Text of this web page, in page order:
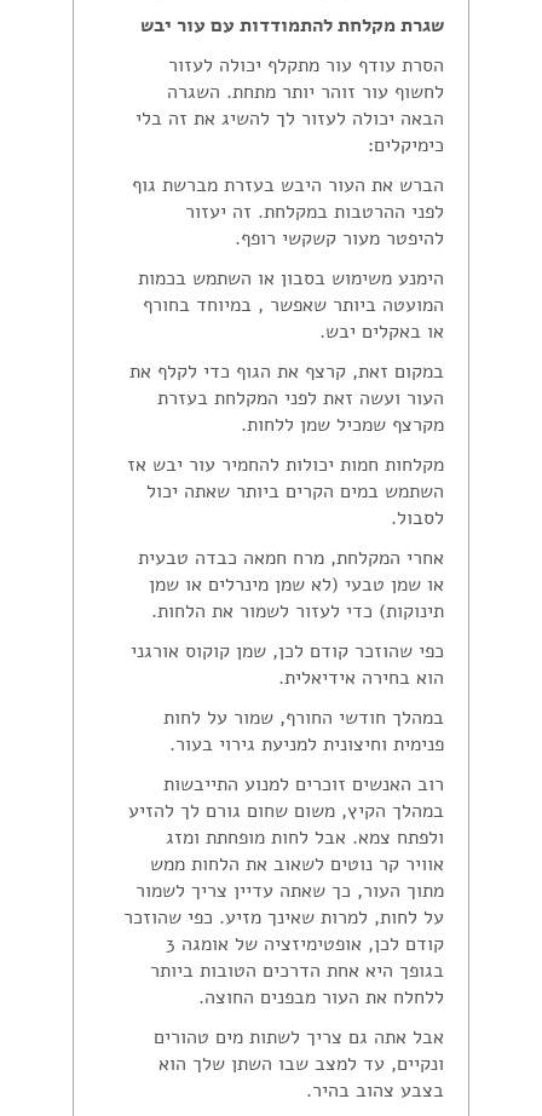
שגרת מקלחת להתמודדות עם עור יבש
הסרת עודף עור מתקלף יכולה לעזור
לחשוף עור זוהר יותר מתחת. השגרה
הבאה יכולה לעזור לך להשיג את זה בלי
כימיקלים:
הברש את העור היבש בעזרת מברשת גוף
לפני ההרטבות במקלחת. זה יעזור
להיפטר מעור קשקשי רופף.
הימנע משימוש בסבון או השתמש בכמות
המועטה ביותר שאפשר , במיוחד בחורף
או באקלים יבש.
במקום זאת, קרצף את הגוף כדי לקלף את
העור ועשה זאת לפני המקלחת בעזרת
מקרצף שמכיל שמן ללחות.
מקלחות חמות יכולות להחמיר עור יבש אז
השתמש במים הקרים ביותר שאתה יכול
לסבול.
אחרי המקלחת, מרח חמאה כבדה טבעית
או שמן טבעי (לא שמן מינרלים או שמן
תינוקות) כדי לעזור לשמור את הלחות.
כפי שהוזכר קודם לכן, שמן קוקוס אורגני
הוא בחירה אידיאלית.
במהלך חודשי החורף, שמור על לחות
פנימית וחיצונית למניעת גירוי בעור.
רוב האנשים זוכרים למנוע התייבשות
במהלך הקיץ, משום שחום גורם לך להזיע
ולפתח צמא. אבל לחות מופחתת ומזג
אוויר קר נוטים לשאוב את הלחות ממש
מתוך העור, כך שאתה עדיין צריך לשמור
על לחות, למרות שאינך מזיע. כפי שהוזכר
קודם לכן, אופטימיזציה של אומגה 3
בגופך היא אחת הדרכים הטובות ביותר
ללחלח את העור מבפנים החוצה.
אבל אתה גם צריך לשתות מים טהורים
ונקיים, עד למצב שבו השתן שלך הוא
בצבע צהוב בהיר.